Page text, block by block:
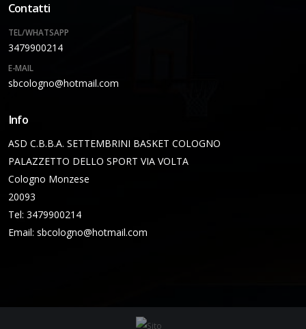
Contatti
TEL/WHATSAPP
3479900214
E-MAIL
sbcologno@hotmail.com
Info
ASD C.B.B.A. SETTEMBRINI BASKET COLOGNO
PALAZZETTO DELLO SPORT VIA VOLTA
Cologno Monzese
20093
Tel: 3479900214
Email: sbcologno@hotmail.com